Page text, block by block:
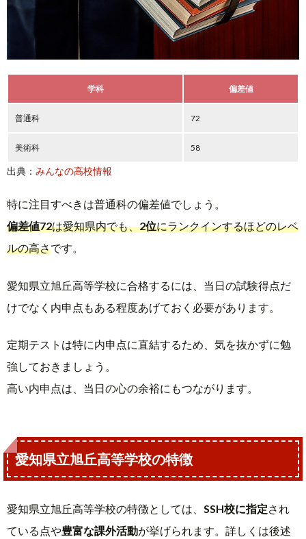
学科 偏差値
普通科 72
美術科 58
出典： みんなの高校情報
特に注目すべきは普通科の偏差値でしょう。
偏差値72は愛知県内でも、2位にランクインするほどのレベ
ルの高さです。
愛知県立旭丘高等学校に合格するには、当日の試験得点だ
けでなく内申点もある程度あげておく必要があります。
定期テストは特に内申点に直結するため、気を抜かずに勉
強しておきましょう。
高い内申点は、当日の心の余裕にもつながります。
愛知県立旭丘高等学校の特徴
愛知県立旭丘高等学校の特徴としては、 SSH校に指定され
ている点や豊富な課外活動が挙げられます。詳しくは後述